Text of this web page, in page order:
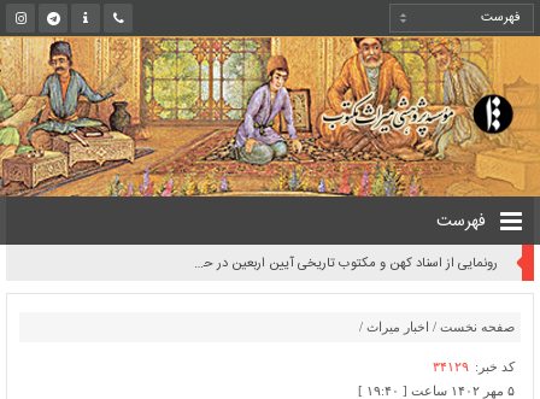
فهرست
رونمایی از اسناد کهن و مکتوب تاریخی آیین اربعین در حرم رضوی
صفحه نخست / اخبار میراث /
کد خبر: ۳۴۱۲۹
۵ مهر ۱۴۰۲ ساعت [ ۱۹:۴۰ ]